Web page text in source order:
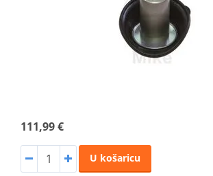
111,99 €
U košaricu